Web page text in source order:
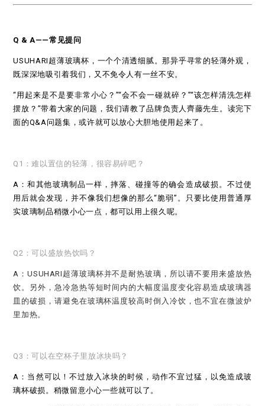
Q & A——常见提问
USUHARI超薄玻璃杯，一个个清透细腻。那异乎寻常的轻薄外观，
既深深地吸引着我们，又不免令人有一丝不安。
“用起来是不是要非常小心？”“会不会一碰就碎？”“该怎样清洗怎样
摆放？”带着大家的问题，我们请教了品牌负责人齊藤先生。读完下
面的Q&A问题集，或许就可以放心大胆地使用起来了。
Q1：难以置信的轻薄，很容易碎吧？
A：和其他玻璃制品一样，摔落、碰撞等的确会造成破损。不过使
用后就会发现，并不像我们想像的那么“脆弱”。只要比使用普通厚
实玻璃制品稍微小心一点，都可以用上很久呢。
Q2：可以盛放热饮吗？
A：USUHARI超薄玻璃杯并不是耐热玻璃，所以请不要用来盛放热
饮。另外，急冷急热等短时间内的大幅度温度变化容易造成玻璃器
皿的破损，请避免在玻璃杯温度较高时倒入冷饮，也不宜在微波炉
里加热。
Q3：可以在空杯子里放冰块吗？
A：当然可以！不过放入冰块的时候，动作不宜过猛，以免造成玻
璃杯破损。稍微留意小心一些就可以了。